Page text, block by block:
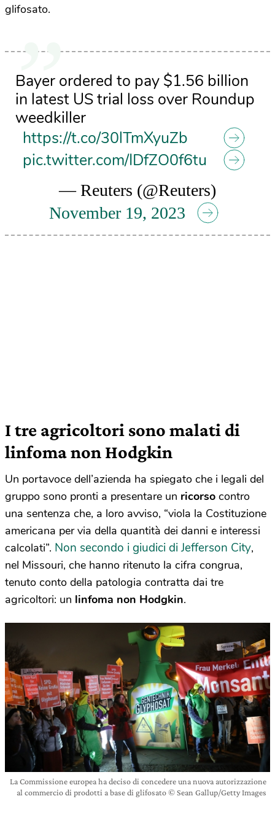
glifosato.
Bayer ordered to pay $1.56 billion
in latest US trial loss over Roundup
weedkiller
https://t.co/30lTmXyuZb
pic.twitter.com/IDfZO0f6tu
— Reuters (@Reuters)
November 19, 2023
I tre agricoltori sono malati di
linfoma non Hodgkin
Un portavoce dell’azienda ha spiegato che i legali del
gruppo sono pronti a presentare un ricorso contro
una sentenza che, a loro avviso, “viola la Costituzione
americana per via della quantità dei danni e interessi
calcolati”. Non secondo i giudici di Jefferson City,
nel Missouri, che hanno ritenuto la cifra congrua,
tenuto conto della patologia contratta dai tre
agricoltori: un linfoma non Hodgkin.
La Commissione europea ha deciso di concedere una nuova autorizzazione
al commercio di prodotti a base di glifosato © Sean Gallup/Getty Images